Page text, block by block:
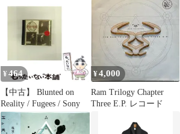
¥ 464
【中古】 Blunted on
Reality / Fugees / Sony
¥4,000
Ram Trilogy Chapter
Three E.P. レコード